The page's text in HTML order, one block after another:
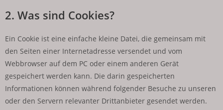
2. Was sind Cookies?
Ein Cookie ist eine einfache kleine Datei, die gemeinsam mit
den Seiten einer Internetadresse versendet und vom
Webbrowser auf dem PC oder einem anderen Gerät
gespeichert werden kann. Die darin gespeicherten
Informationen können während folgender Besuche zu unseren
oder den Servern relevanter Drittanbieter gesendet werden.